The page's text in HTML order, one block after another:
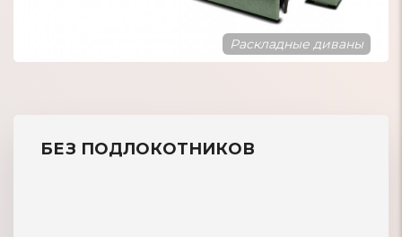
Кожаные диваны
БЕЗ ПОДЛОКОТНИКОВ